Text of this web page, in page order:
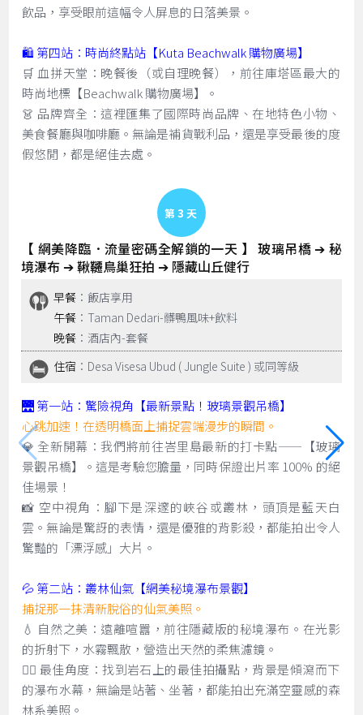
飲品，享受眼前這幅令人屏息的日落美景。
🛍️ 第四站：時尚終點站【Kuta Beachwalk 購物廣場】
🛒 血拼天堂：晚餐後（或自理晚餐），前往庫塔區最大的
時尚地標【Beachwalk 購物廣場】。
👗 品牌齊全：這裡匯集了國際時尚品牌、在地特色小物、
美食餐廳與咖啡廳。無論是補貨戰利品，還是享受最後的度
假悠閒，都是絕佳去處。
Day 3
【 網美降臨．流量密碼全解鎖的一天 】 玻璃吊橋 ➔ 秘
境瀑布 ➔ 鞦韆鳥巢狂拍 ➔ 隱藏山丘健行
早餐 ：飯店享用
午餐 ：Taman Dedari-髒鴨風味+飲料
晚餐 ：酒店內-套餐
住宿 ：Desa Visesa Ubud ( Jungle Suite ) 或同等級
🌉 第一站：驚險視角【最新景點！玻璃景觀吊橋】
心跳加速！在透明橋面上捕捉雲端漫步的瞬間。
💎 全新開幕：我們將前往峇里島最新的打卡點——【玻璃
景觀吊橋】。這是考驗您膽量，同時保證出片率 100% 的絕
佳場景！
📸 空中視角：腳下是深邃的峽谷或叢林，頭頂是藍天白
雲。無論是驚訝的表情，還是優雅的背影殺，都能拍出令人
驚豔的「漂浮感」大片。
💦 第二站：叢林仙氣【網美秘境瀑布景觀】
捕捉那一抹清新脫俗的仙氣美照。
💧 自然之美：遠離喧囂，前往隱藏版的秘境瀑布。在光影
的折射下，水霧飄散，營造出天然的柔焦濾鏡。
🧚‍♀️ 最佳角度：找到岩石上的最佳拍攝點，背景是傾瀉而下
的瀑布水幕，無論是站著、坐著，都能拍出充滿空靈感的森
林系美照。